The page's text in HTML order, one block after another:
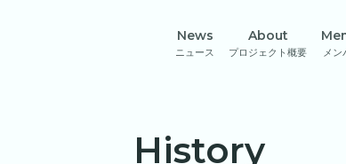
News
ニュース
About
プロジェクト概要 メ
History